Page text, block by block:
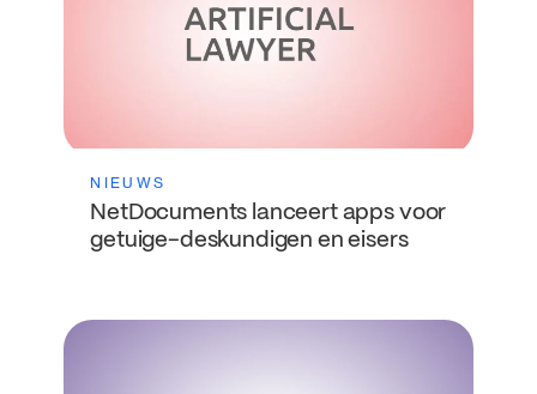
NIEUWS
NetDocuments lanceert apps voor
getuige-deskundigen en eisers